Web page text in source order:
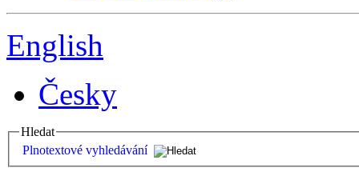
English
Česky
Hledat
Plnotextové vyhledávání